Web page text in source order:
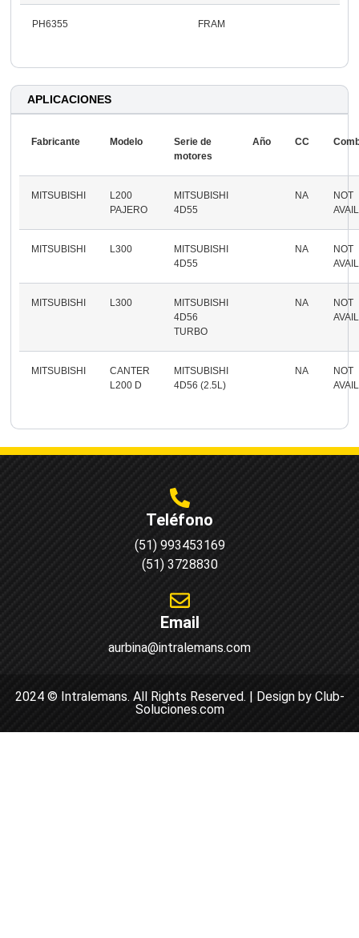
PH6355 FRAM
APLICACIONES
Fabricante Modelo
Serie de
motores
Año CC
MITSUBISHI
L200
PAJERO
MITSUBISHI
4D55
NA
NOT
MITSUBISHI L300
MITSUBISHI
4D55
NA
NOT
MITSUBISHI L300
MITSUBISHI
4D56
TURBO
NA
NOT
MITSUBISHI
CANTER
L200 D
MITSUBISHI
4D56 (2.5L)
NA
NOT
Teléfono
(51) 993453169
(51) 3728830
Email
aurbina@intralemans.com
2024 © Intralemans. All Rights Reserved. | Design by Club-
Soluciones.com